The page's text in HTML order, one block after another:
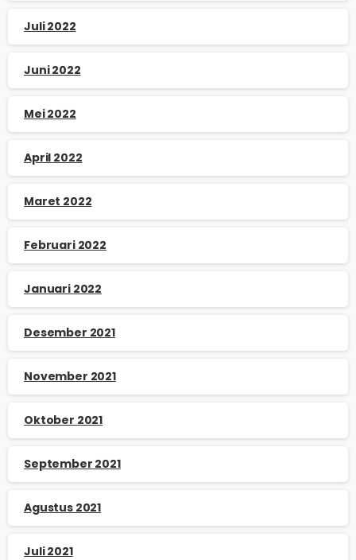
Juli 2022
Juni 2022
Mei 2022
April 2022
Maret 2022
Februari 2022
Januari 2022
Desember 2021
November 2021
Oktober 2021
September 2021
Agustus 2021
Juli 2021